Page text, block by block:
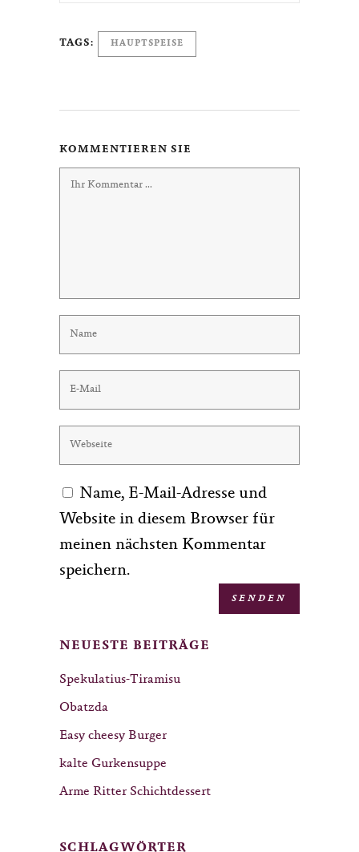
TAGS: HAUPTSPEISE
KOMMENTIEREN SIE
Name, E-Mail-Adresse und
Website in diesem Browser für
meinen nächsten Kommentar
speichern.
NEUESTE BEITRÄGE
Spekulatius-Tiramisu
Obatzda
Easy cheesy Burger
kalte Gurkensuppe
Arme Ritter Schichtdessert
SCHLAGWÖRTER